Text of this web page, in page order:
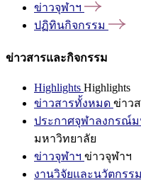
ข่าวจุฬาฯ
ปฏิทินกิจกรรม
ข่าวสารและกิจกรรม
Highlights Highlights
ข่าวสารทั้งหมด ข่าว
ประกาศจุฬาลงกรณ์
มหาวิทยาลัย
ข่าวจุฬาฯ ข่าวจุฬาฯ
งานวิจัยและนวัตกรรม